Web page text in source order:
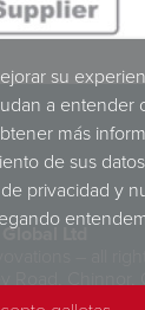
Ltd
– all
su
a entender
más
de sus
privacidad y